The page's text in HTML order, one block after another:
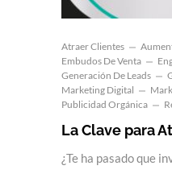
Atraer Clientes
Embudos De Venta
Generación De Leads
Marketing Digital
Publicidad Orgánica
La Clave para
¿Te ha pasado que